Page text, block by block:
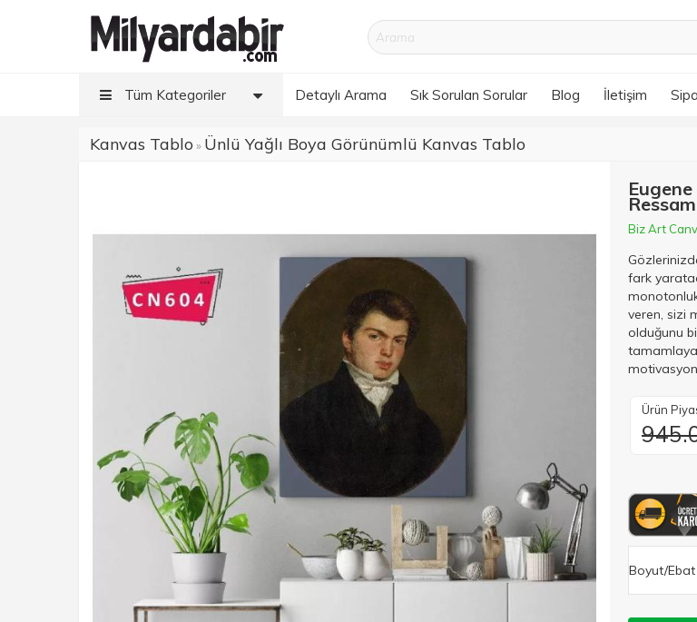
Tüm Kategoriler Detaylı Arama Sık Sorulan Sorular Blog İletişim
Kanvas Tablo» Ünlü Yağlı Boya Görünümlü Kanvas Tablo
Biz Art
fark
veren, sizi
olduğunu
Ürün
Boyut/Ebat